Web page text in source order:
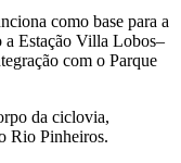
como base para a
a Estação Villa Lobos–
com o Parque
da ciclovia,
Rio Pinheiros.